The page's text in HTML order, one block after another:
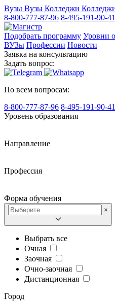
Вузы Вузы Колледжи
8-800-777-87-96 8-495-191-90-41
Подобрать программу Уровни
ВУЗы Профессии Новости
Заявка на консультацию
Задать вопрос:
По всем вопросам:
8-800-777-87-96 8-495-191-90-41
Уровень образования
Направление
Профессия
Форма обучения
×
Выбрать все
Очная
Заочная
Очно-заочная
Дистанционная
Город